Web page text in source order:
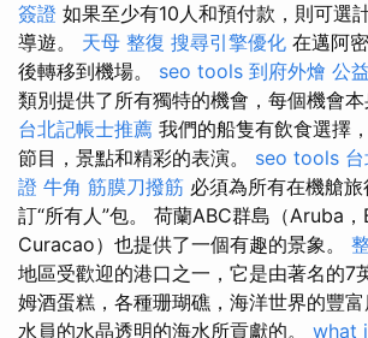
簽證 如果至少有10人和預付款，則可選
導遊。 天母 整復 搜尋引擎優化 在邁阿
後轉移到機場。 seo tools 到府外燴 公
類別提供了所有獨特的機會，每個機會本
台北記帳士推薦 我們的船隻有飲食選擇
節目，景點和精彩的表演。 seo tools
證 牛角 筋膜刀撥筋 必須為所有在機艙
訂“所有人”包。 荷蘭ABC群島（Aruba
Curacao）也提供了一個有趣的景象。
地區受歡迎的港口之一，它是由著名的7
姆酒蛋糕，各種珊瑚礁，海洋世界的豐
水員的水晶透明的海水所貢獻的。 what